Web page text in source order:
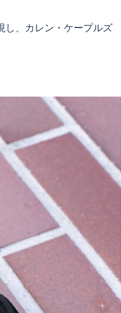
し、カレン・ケープルズ